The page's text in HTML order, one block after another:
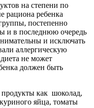
на степени по
рациона ребенка
постепенно
и в последнюю очередь
и исключать
аллергическую
не может
должен быть
продукты как шоколад,
яйца, томаты